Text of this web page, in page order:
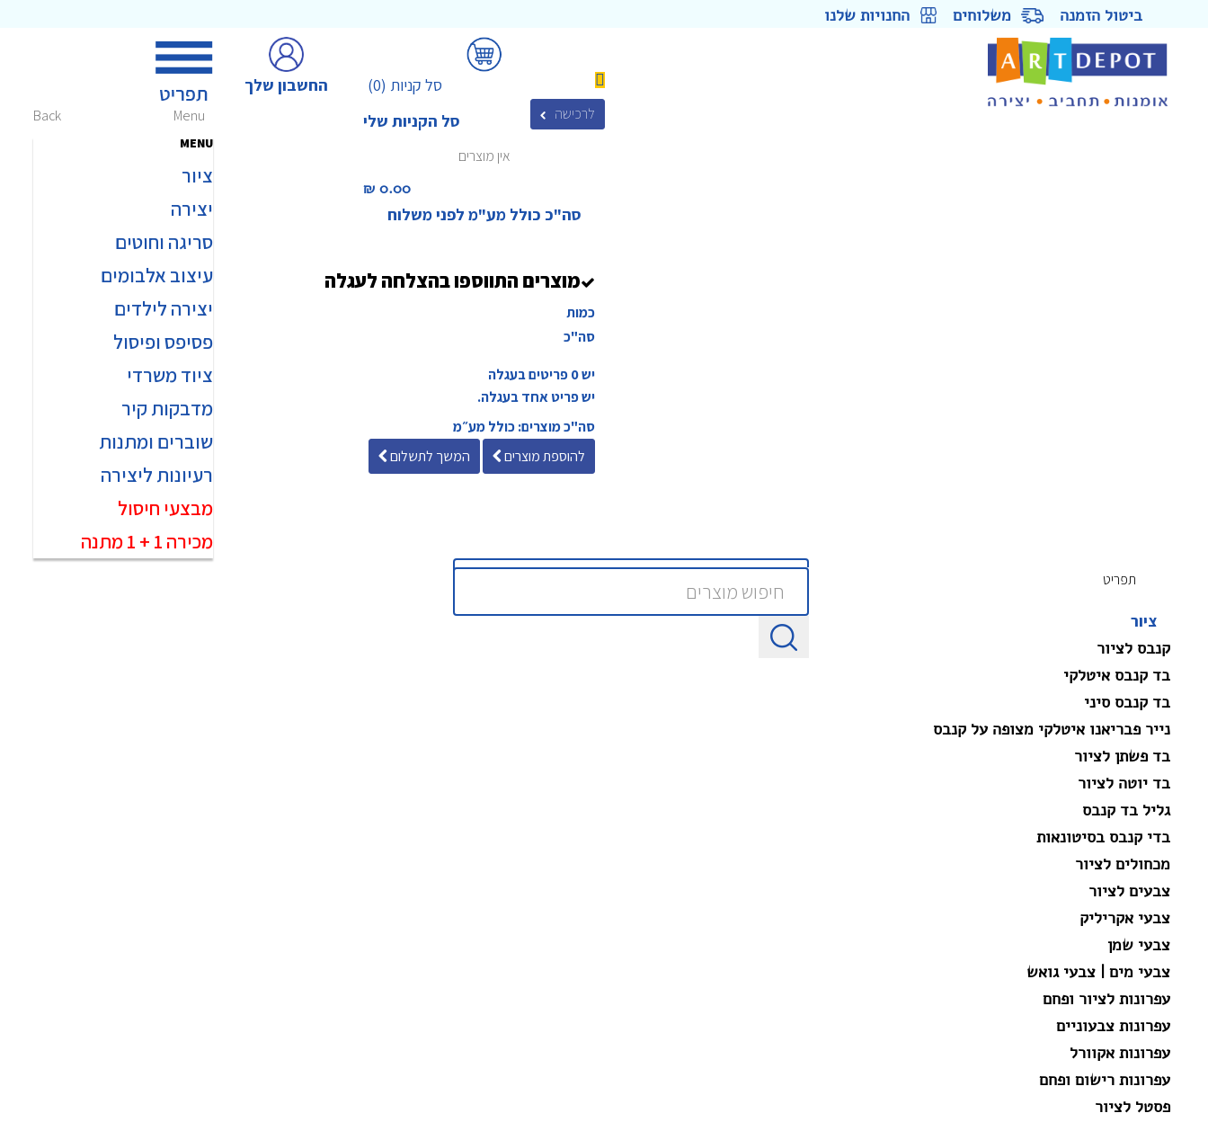
ביטול הזמנה משלוחים החנויות שלנו
Menu
Back
MENU
ציור
יצירה
סריגה וחוטים
עיצוב אלבומים
יצירה לילדים
פסיפס ופיסול
ציוד משרדי
מדבקות קיר
שוברים ומתנות
מבצעי חיסול
רעיונות ליצירה
מכירה 1 + 1 מתנה
החשבון שלך (0) סל קניות
סל הקניות שלי
לרכישה
אין מוצרים
0.00 ₪‎
סה"כ כולל מע"מ לפני משלוח
מוצרים התווספו בהצלחה לעגלה
כמות
סה"כ
יש0פריטים בעגלה
יש פריט אחד בעגלה.
סה"כ מוצרים: כולל מע״מ
להוספת מוצרים
המשך לתשלום
תפריט
ציור
קנבס לציור
בד קנבס איטלקי
בד קנבס סיני
נייר פבריאנו איטלקי מצופה על קנבס
בד פשתן לציור
בד יוטה לציור
גליל בד קנבס
בדי קנבס בסיטונאות
מכחולים לציור
צבעים לציור
צבעי אקריליק
צבעי שמן
צבעי מים | צבעי גואש
עפרונות לציור ופחם
עפרונות צבעוניים
עפרונות אקוורל
עפרונות רישום ופחם
פסטל לציור